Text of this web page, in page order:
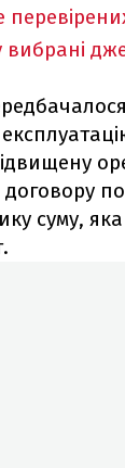
договору
суму,